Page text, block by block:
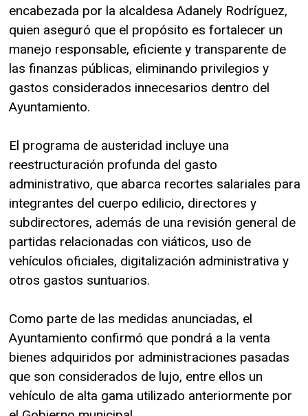
encabezada por la alcaldesa Adanely Rodríguez,
quien aseguró que el propósito es fortalecer un
manejo responsable, eficiente y transparente de
las finanzas públicas, eliminando privilegios y
gastos considerados innecesarios dentro del
Ayuntamiento.
El programa de austeridad incluye una
reestructuración profunda del gasto
administrativo, que abarca recortes salariales para
integrantes del cuerpo edilicio, directores y
subdirectores, además de una revisión general de
partidas relacionadas con viáticos, uso de
vehículos oficiales, digitalización administrativa y
otros gastos suntuarios.
Como parte de las medidas anunciadas, el
Ayuntamiento confirmó que pondrá a la venta
bienes adquiridos por administraciones pasadas
que son considerados de lujo, entre ellos un
vehículo de alta gama utilizado anteriormente por